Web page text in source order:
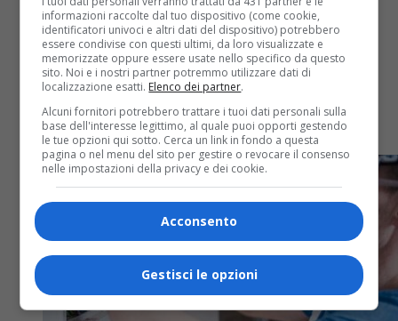
Attualità4 anni fa
Fondo Edo Tempia, cercasi personale
per l’hospice di Gattinara
Offerta di lavoro
informazioni raccolte dal tuo dispositivo (come cookie,
identificatori univoci e altri dati del dispositivo) potrebbero
essere condivise con questi ultimi, da loro visualizzate e
memorizzate oppure essere usate nello specifico da questo
sito. Noi e i nostri partner potremmo utilizzare dati di
localizzazione esatti. Elenco dei partner.
Alcuni fornitori potrebbero trattare i tuoi dati personali sulla
base dell'interesse legittimo, al quale puoi opporti gestendo
le tue opzioni qui sotto. Cerca un link in fondo a questa
pagina o nel menu del sito per gestire o revocare il consenso
nelle impostazioni della privacy e dei cookie.
Acconsento
Gestisci le opzioni